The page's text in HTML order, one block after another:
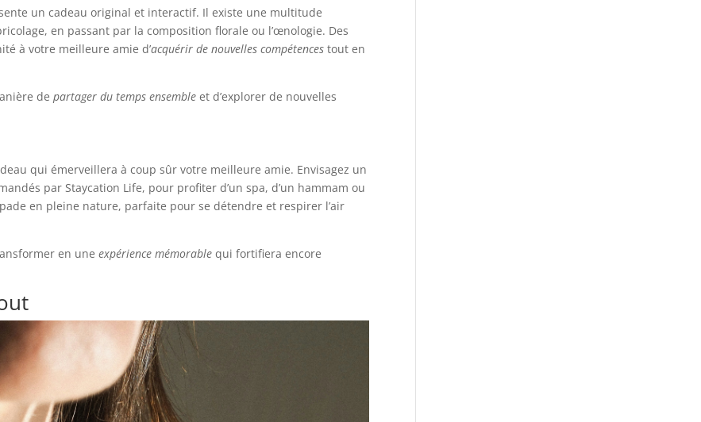
un cadeau original et interactif. Il existe une multitude
en passant par la composition florale ou l’œnologie. Des
à votre meilleure amie d’acquérir de nouvelles compétences tout en
departager du temps ensemble et d’explorer de nouvelles
qui émerveillera à coup sûr votre meilleure amie. Envisagez un
par Staycation Life, pour profiter d’un spa, d’un hammam ou
en pleine nature, parfaite pour se détendre et respirer l’air
en uneexpérience mémorable qui fortifiera encore